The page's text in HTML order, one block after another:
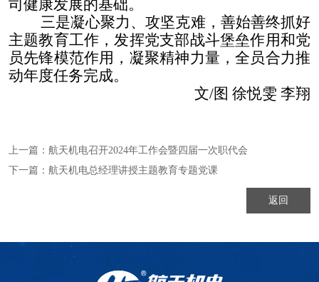
司健康发展的基础。
三是凝心聚力、攻坚克难，善始善终抓好
主题教育工作，发挥党支部战斗堡垒作用和党
员先锋模范作用，凝聚精神力量，全员合力推
动年度任务完成。
文/图 徐悦雯 李翔
上一篇： 航天机电召开2024年工作会暨四届一次职代会
下一篇： 航天机电总经理讲授主题教育专题党课
返回